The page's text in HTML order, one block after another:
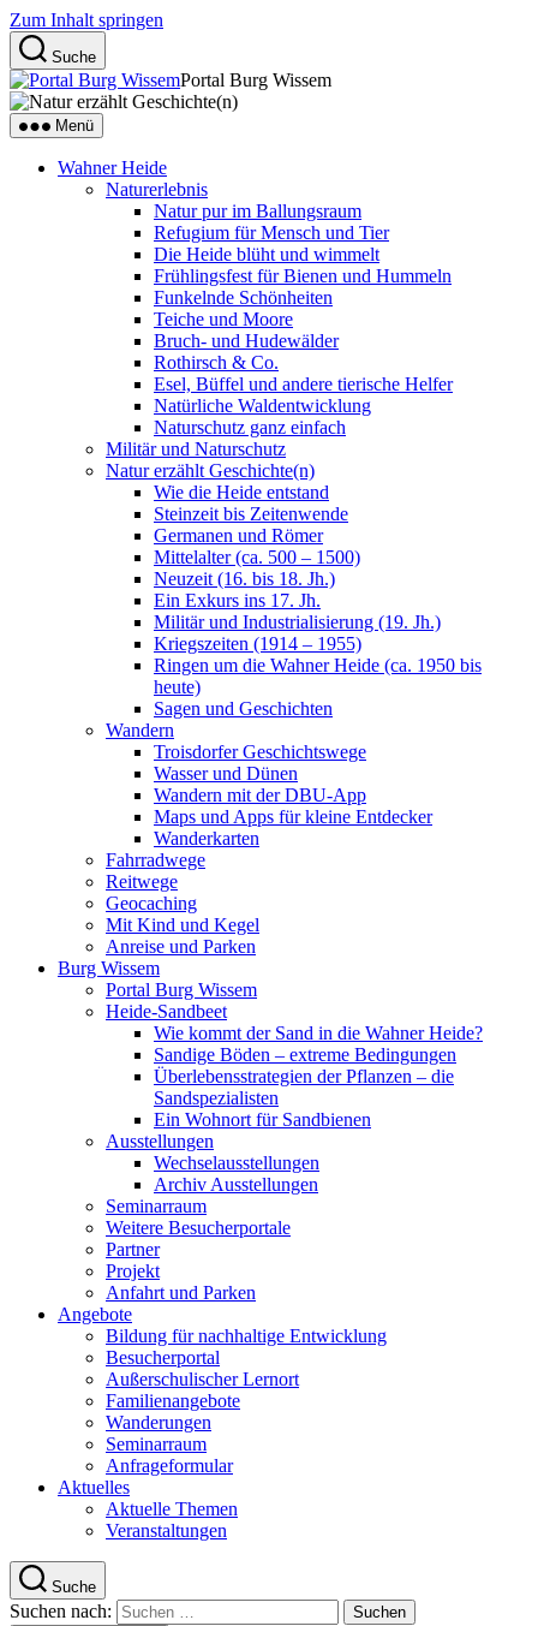
Zum Inhalt springen
Suche
Portal Burg Wissem
Menü
Wahner Heide
Naturerlebnis
Natur pur im Ballungsraum
Refugium für Mensch und Tier
Die Heide blüht und wimmelt
Frühlingsfest für Bienen und Hummeln
Funkelnde Schönheiten
Teiche und Moore
Bruch- und Hudewälder
Rothirsch & Co.
Esel, Büffel und andere tierische Helfer
Natürliche Waldentwicklung
Naturschutz ganz einfach
Militär und Naturschutz
Natur erzählt Geschichte(n)
Wie die Heide entstand
Steinzeit bis Zeitenwende
Germanen und Römer
Mittelalter (ca. 500 – 1500)
Neuzeit (16. bis 18. Jh.)
Ein Exkurs ins 17. Jh.
Militär und Industrialisierung (19. Jh.)
Kriegszeiten (1914 – 1955)
Ringen um die Wahner Heide (ca. 1950 bis
heute)
Sagen und Geschichten
Wandern
Troisdorfer Geschichtswege
Wasser und Dünen
Wandern mit der DBU-App
Maps und Apps für kleine Entdecker
Wanderkarten
Fahrradwege
Reitwege
Geocaching
Mit Kind und Kegel
Anreise und Parken
Burg Wissem
Portal Burg Wissem
Heide-Sandbeet
Wie kommt der Sand in die Wahner Heide?
Sandige Böden – extreme Bedingungen
Überlebensstrategien der Pflanzen – die
Sandspezialisten
Ein Wohnort für Sandbienen
Ausstellungen
Wechselausstellungen
Archiv Ausstellungen
Seminarraum
Weitere Besucherportale
Partner
Projekt
Anfahrt und Parken
Angebote
Bildung für nachhaltige Entwicklung
Besucherportal
Außerschulischer Lernort
Familienangebote
Wanderungen
Seminarraum
Anfrageformular
Aktuelles
Aktuelle Themen
Veranstaltungen
Suche
Suchen nach: